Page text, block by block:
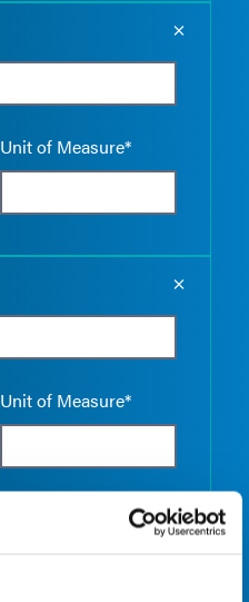
Unit of Measure*
Unit of Measure*
Empty